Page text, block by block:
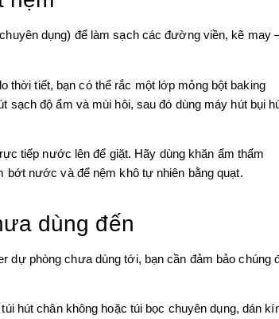
dụng) để làm sạch các đường viền, kẽ may
thời tiết, bạn có thể rắc một lớp mỏng bột baking
sạch độ ẩm và mùi hôi, sau đó dùng máy hút bụi
tiếp nước lên để giặt. Hãy dùng khăn ẩm thấm
bớt nước và để nệm khô tự nhiên bằng quạt.
dùng đến
dự phòng chưa dùng tới, bạn cần đảm bảo chúng
hút chân không hoặc túi bọc chuyên dụng, dán